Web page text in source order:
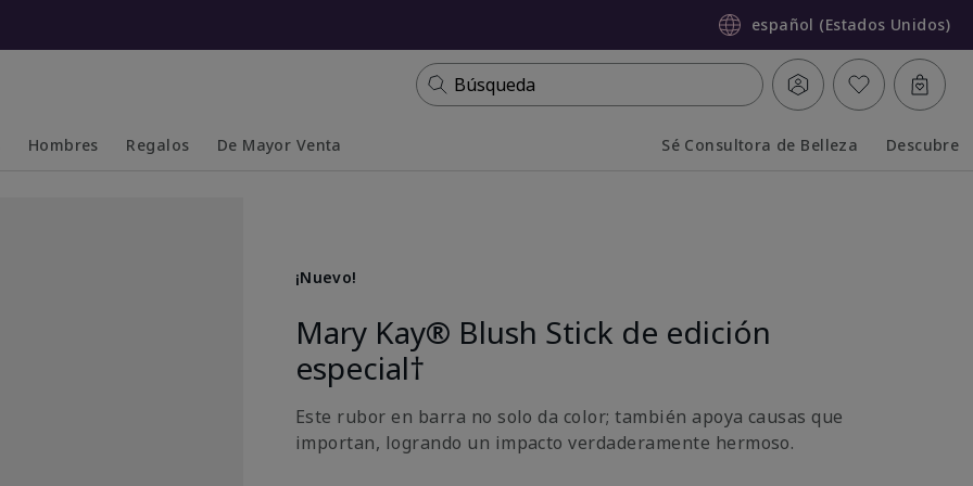
español (Estados Unidos)
Búsqueda
Hombres Regalos De Mayor Venta Sé Consultora de Belleza Descubre
¡Nuevo!
Mary Kay® Blush Stick de edición
especial†
Este rubor en barra no solo da color; también apoya causas que
importan, logrando un impacto verdaderamente hermoso.